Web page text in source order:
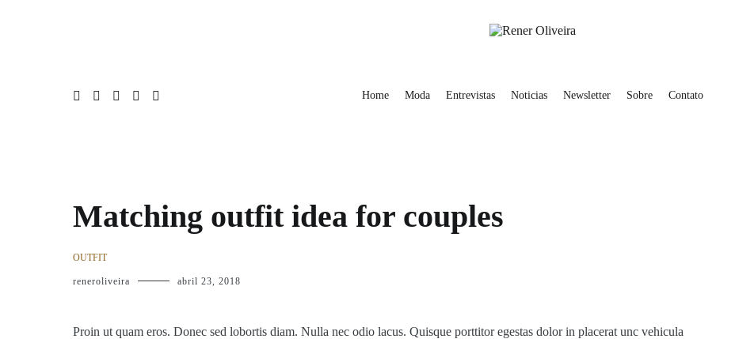
Home Moda Entrevistas Noticias Newsletter Sobre Contato
Matching outfit idea for couples
OUTFIT
reneroliveira abril 23, 2018
Proin ut quam eros. Donec sed lobortis diam. Nulla nec odio lacus. Quisque porttitor egestas dolor in placerat unc vehicula